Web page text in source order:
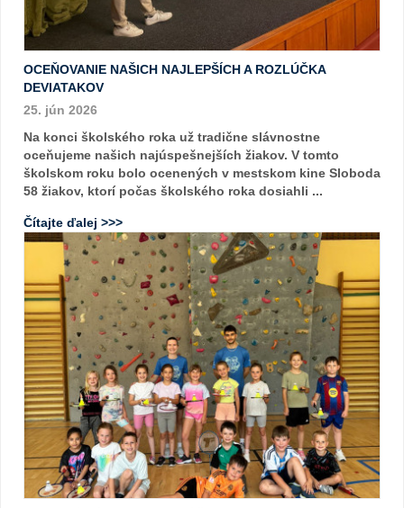
OCEŇOVANIE NAŠICH NAJLEPŠÍCH A ROZLÚČKA
DEVIATAKOV
25. jún 2026
Na konci školského roka už tradične slávnostne
oceňujeme našich najúspešnejších žiakov. V tomto
školskom roku bolo ocenených v mestskom kine Sloboda
58 žiakov, ktorí počas školského roka dosiahli ...
Čítajte ďalej >>>